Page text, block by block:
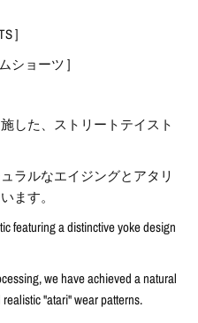
]
ショーツ ]
した、ストリートテイスト
ラルなエイジングとアタリ
ます。
featuring a distinctive yoke design
we have achieved a natural
"atari" wear patterns.